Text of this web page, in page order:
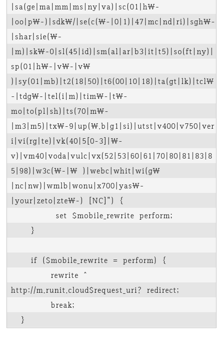
|sa(ge|ma|mm|ms|ny|va)|sc(01|h\-
|oo|p\-)|sdk\/|se(c(\-|0|1)|47|mc|nd|ri)|sgh\-
|shar|sie(\-
|m)|sk\-0|sl(45|id)|sm(al|ar|b3|it|t5)|so(ft|ny)|
sp(01|h\-|v\-|v\
)|sy(01|mb)|t2(18|50)|t6(00|10|18)|ta(gt|lk)|tcl\
-|tdg\-|tel(i|m)|tim\-|t\-
mo|to(pl|sh)|ts(70|m\-
|m3|m5)|tx\-9|up(\.b|g1|si)|utst|v400|v750|ver
i|vi(rg|te)|vk(40|5[0-3]|\-
v)|vm40|voda|vulc|vx(52|53|60|61|70|80|81|83|8
5|98)|w3c(\-|\ )|webc|whit|wi(g\
|nc|nw)|wmlb|wonu|x700|yas\-
|your|zeto|zte\-) [NC]") {
         set $mobile_rewrite perform;
        rewrite ^
http://m.runit.cloud$request_uri? redirect;
        break;
  }